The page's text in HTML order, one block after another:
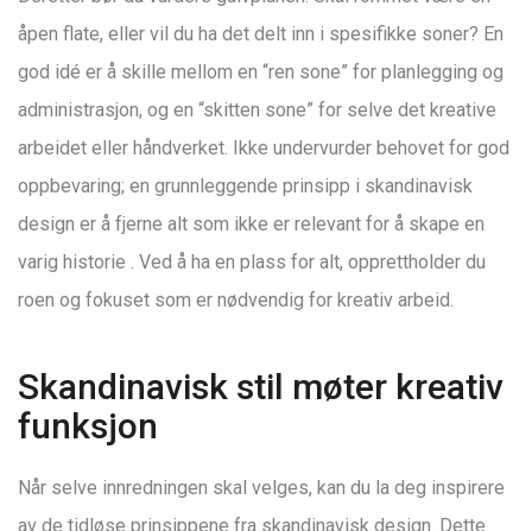
åpen flate, eller vil du ha det delt inn i spesifikke soner? En
god idé er å skille mellom en “ren sone” for planlegging og
administrasjon, og en “skitten sone” for selve det kreative
arbeidet eller håndverket. Ikke undervurder behovet for god
oppbevaring; en grunnleggende prinsipp i skandinavisk
design er å fjerne alt som ikke er relevant for å skape en
varig historie . Ved å ha en plass for alt, opprettholder du
roen og fokuset som er nødvendig for kreativ arbeid.
Skandinavisk stil møter kreativ
funksjon
Når selve innredningen skal velges, kan du la deg inspirere
av de tidløse prinsippene fra skandinavisk design. Dette